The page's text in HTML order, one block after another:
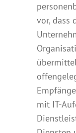
vor, dass
mit IT-